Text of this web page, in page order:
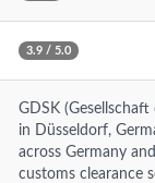
3.9 / 5.0
GDSK
in Düsseldorf,
across Germany
customs clearance